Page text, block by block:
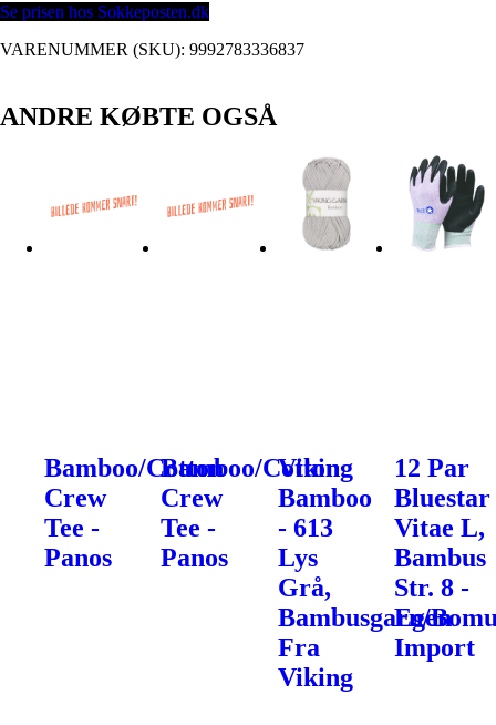
Se prisen hos Sokkeposten.dk
VARENUMMER (SKU): 9992783336837
ANDRE KØBTE OGSÅ
Bamboo/Cotton
Crew
Tee -
Panos
Bamboo/Cotton
Crew
Tee -
Panos
Viking
Bamboo
- 613
Lys
Grå,
Bambusgarn/
Fra
Viking
12 Par
Bluestar
Vitae L,
Bambus
Str. 8 -
Egen
Import